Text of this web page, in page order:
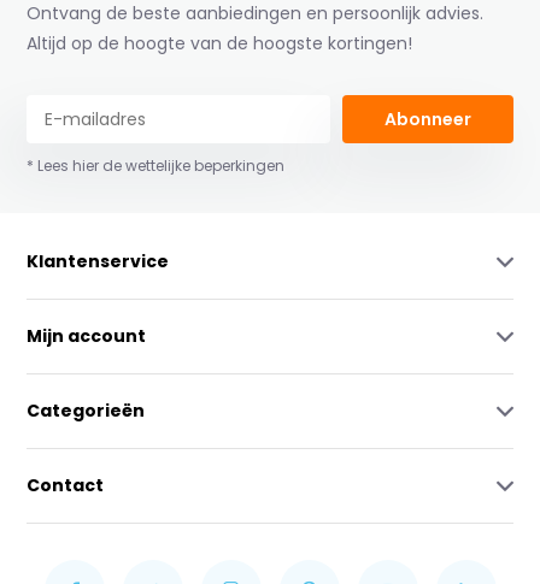
Ontvang de beste aanbiedingen en persoonlijk advies.
Altijd op de hoogte van de hoogste kortingen!
Abonneer
* Lees hier de wettelijke beperkingen
Klantenservice
Mijn account
Categorieën
Contact